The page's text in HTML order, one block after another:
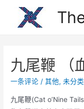
九尾鞭 （
一条评论 /其他,未分类
九尾鞭(Cat o’Nine